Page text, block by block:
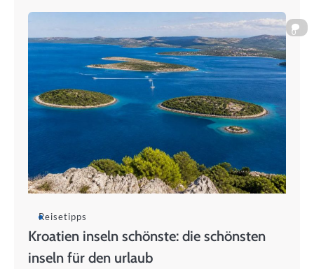
0
Reisetipps
Kroatien inseln schönste: die schönsten
inseln für den urlaub